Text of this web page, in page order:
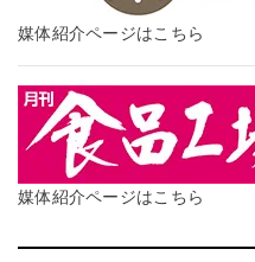
媒体紹介ページはこちら
媒体紹介ページはこちら